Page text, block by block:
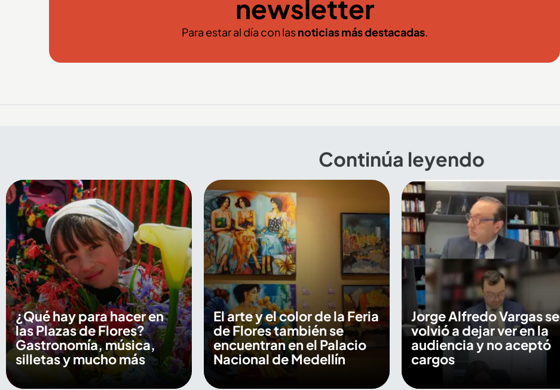
newsletter
Para estar al día con lasnoticias más destacadas.
Continúa leyendo
¿Qué hay para hacer en
las Plazas de Flores?
Gastronomía, música,
silletas y mucho más
El arte y el color de la Feria
de Flores también se
encuentran en el Palacio
Nacional de Medellín
Jorge Alfredo Vargas se
volvió a dejar ver en la
audiencia y no aceptó
cargos